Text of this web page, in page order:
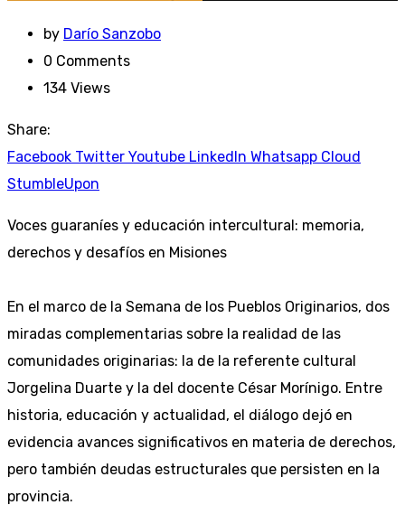
by Darío Sanzobo
0 Comments
134 Views
Share:
Facebook Twitter Youtube LinkedIn Whatsapp Cloud
StumbleUpon
Voces guaraníes y educación intercultural: memoria,
derechos y desafíos en Misiones
En el marco de la Semana de los Pueblos Originarios, dos
miradas complementarias sobre la realidad de las
comunidades originarias: la de la referente cultural
Jorgelina Duarte y la del docente César Morínigo. Entre
historia, educación y actualidad, el diálogo dejó en
evidencia avances significativos en materia de derechos,
pero también deudas estructurales que persisten en la
provincia.